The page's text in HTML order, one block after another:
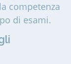
competenza
di esami.